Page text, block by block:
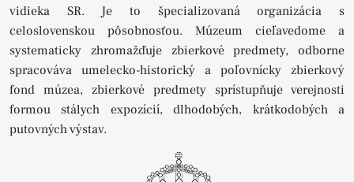
vidieka SR. Je to špecializovaná organizácia s
celoslovenskou pôsobnosťou. Múzeum cieľavedome a
systematicky zhromažďuje zbierkové predmety, odborne
spracováva umelecko-historický a poľovnícky zbierkový
fond múzea, zbierkové predmety sprístupňuje verejnosti
formou stálych expozícií, dlhodobých, krátkodobých a
putovných výstav.